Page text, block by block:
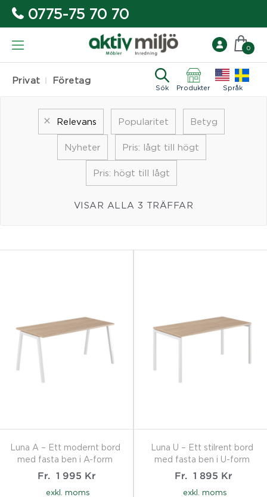
0775-75 70 70
Privat Företag
Sök Produkter Språk
0
Relevans Popularitet Betyg
Nyheter Pris: lågt till högt
Pris: högt till lågt
VISAR ALLA 3 TRÄFFAR
Luna A – Ett modernt bord
med fasta ben i A-form
Fr.
1 995 Kr
exkl. moms
Luna U – Ett stilrent bord
med fasta ben i U-form
Fr.
1 895 Kr
exkl. moms